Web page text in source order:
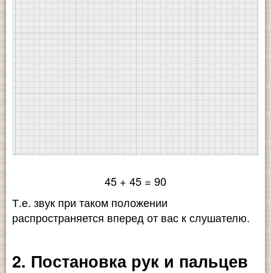
45 + 45 = 90
Т.е. звук при таком положении
распространяется вперед от вас к слушателю.
2. Постановка рук и пальцев